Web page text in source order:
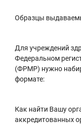
Образцы
Для учреждений
Федеральном
(ФРМР) нужно
формате:
Как найти Вашу
аккредитованных